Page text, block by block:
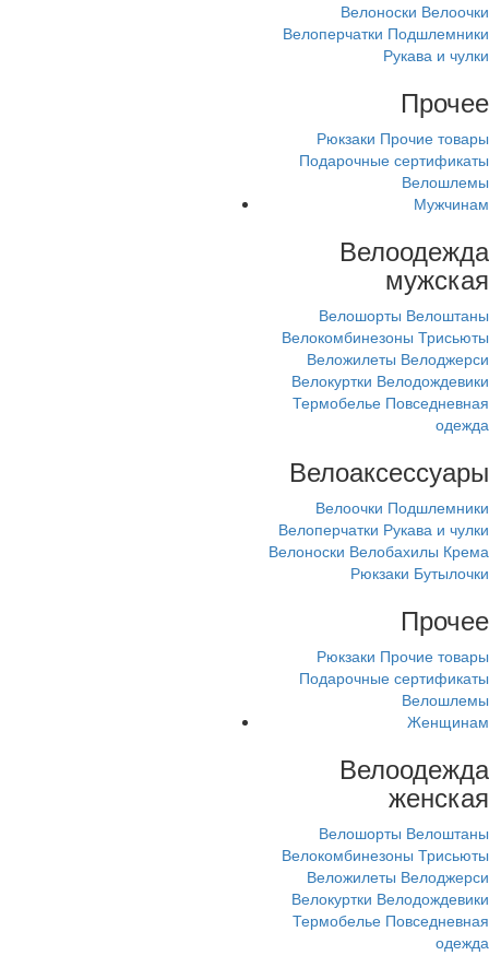
Велоноски Велоочки
Велоперчатки Подшлемники
Рукава и чулки
Прочее
Рюкзаки Прочие товары
Подарочные сертификаты
Велошлемы
Мужчинам
Велоодежда
мужская
Велошорты Велоштаны
Велокомбинезоны Трисьюты
Веложилеты Велоджерси
Велокуртки Велодождевики
Термобелье Повседневная
одежда
Велоаксессуары
Велоочки Подшлемники
Велоперчатки Рукава и чулки
Велоноски Велобахилы Крема
Рюкзаки Бутылочки
Прочее
Рюкзаки Прочие товары
Подарочные сертификаты
Велошлемы
Женщинам
Велоодежда
женская
Велошорты Велоштаны
Велокомбинезоны Трисьюты
Веложилеты Велоджерси
Велокуртки Велодождевики
Термобелье Повседневная
одежда